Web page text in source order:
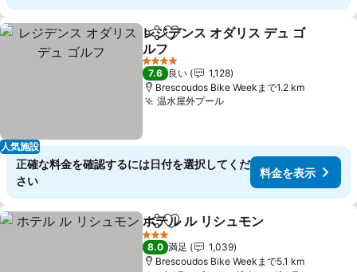
人気施設
シェアお気に入りに追加
レジデンス オダリス デュ ゴ
ルフ
4 ホテルのランク
7.6 良い
1,128
Brescoudos Bike Weekまで1.2 km
温水屋外プール
正確な料金を確認するには日付を選択してくだ
さい
料金を表示
シェアお気に入りに追加
ホテル ル リシュモン
3 ホテルのランク
8.0 満足
1,039
Brescoudos Bike Weekまで5.1 km